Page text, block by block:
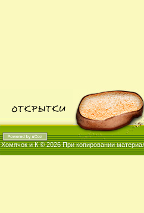
Хомячок и К © 2026При копировании